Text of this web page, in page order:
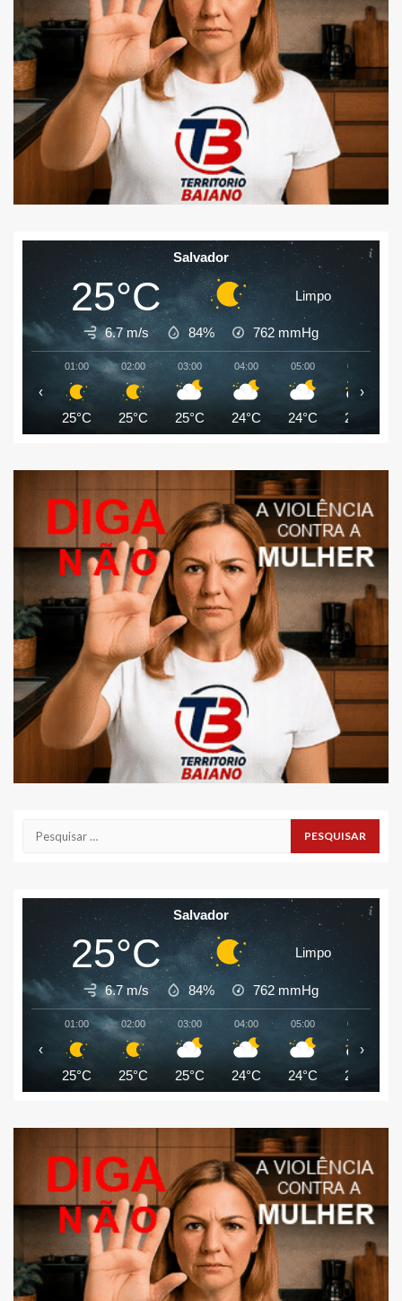
Salvador
25°C Limpo
6.7 m/s 84% 762 mmHg
01:00
25°C
02:00
25°C
03:00
25°C
04:00
24°C
05:00
24°C
06:00
24°C
‹ ›
Pesquisar
Salvador
25°C Limpo
6.7 m/s 84% 762 mmHg
01:00
25°C
02:00
25°C
03:00
25°C
04:00
24°C
05:00
24°C
06:00
24°C
‹ ›